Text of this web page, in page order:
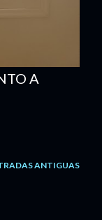
A
ANTIGUAS